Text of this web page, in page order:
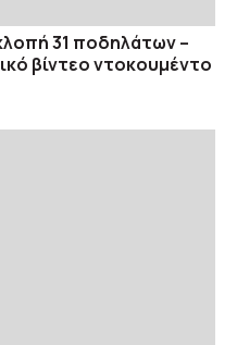
31 ποδηλάτων –
βίντεο ντοκουμέντο